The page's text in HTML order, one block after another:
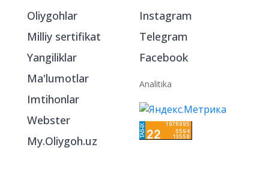
Oliygohlar
Milliy sertifikat
Yangiliklar
Ma'lumotlar
Imtihonlar
Webster
My.Oliygoh.uz
Instagram
Telegram
Facebook
Analitika